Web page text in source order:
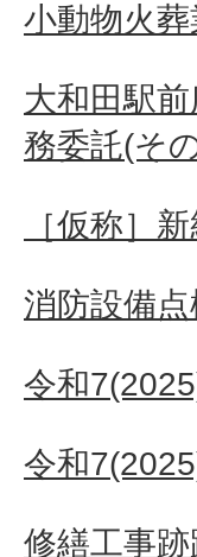
小動物火
大和田駅
務委託(そ
［仮称］
消防設備
令和
令和
修繕工事